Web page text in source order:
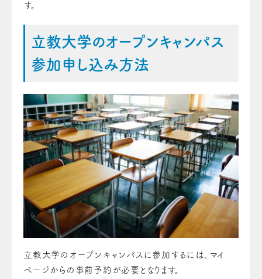
す。
立教大学のオープンキャンパス
参加申し込み方法
立教大学のオープンキャンパスに参加するには、マイ
ページからの事前予約が必要となります。